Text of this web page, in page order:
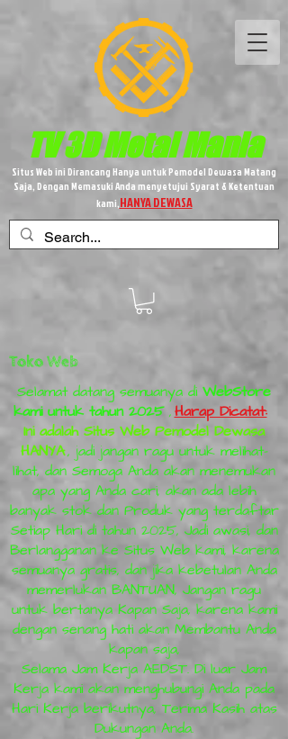
TV 3DMetalMania
Situs Web ini Dirancang Hanya untuk Pemodel Dewasa Matang
Saja, Dengan Memasuki Anda menyetujui Syarat & Ketentuan
kami,HANYA DEWASA
Toko Web
Selamat datang semuanya di WebStore
kami untuk tahun 2025,Harap Dicatat:
Ini adalah Situs Web Pemodel Dewasa
HANYA, jadi jangan ragu untuk melihat-
lihat, dan Semoga Anda akan menemukan
apa yang Anda cari, akan ada lebih
banyak stok dan Produk yang terdaftar
Setiap Hari di tahun 2025, Jadi awasi, dan
Berlangganan ke Situs Web kami, karena
semuanya gratis, dan jika kebetulan Anda
memerlukan BANTUAN, Jangan ragu
untuk bertanya Kapan Saja, karena kami
dengan senang hati akan Membantu Anda
kapan saja,
Selama Jam Kerja AEDST. Di luar Jam
Kerja kami akan menghubungi Anda pada
Hari Kerja berikutnya, Terima Kasih atas
Dukungan Anda.